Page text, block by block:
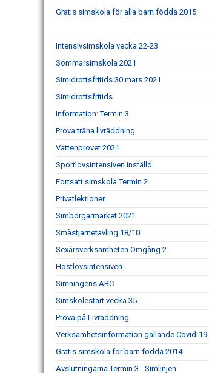
Gratis simskola för alla barn födda 2015
Intensivsimskola vecka 22-23
Sommarsimskola 2021
Simidrottsfritids 30 mars 2021
Simidrottsfritids
Information: Termin 3
Prova träna livräddning
Vattenprovet 2021
Sportlovsintensiven inställd
Fortsatt simskola Termin 2
Privatlektioner
Simborgarmärket 2021
Småstjärnetävling 18/10
Sexårsverksamheten Omgång 2
Höstlovsintensiven
Simningens ABC
Simskolestart vecka 35
Prova på Livräddning
Verksamhetsinformation gällande Covid-19
Gratis simskola för barn födda 2014
Avslutningarna Termin 3 - Simlinjen